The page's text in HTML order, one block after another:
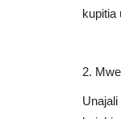
kupitia
2.